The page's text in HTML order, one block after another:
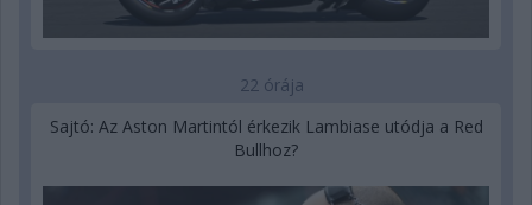
22 órája
Sajtó: Az Aston Martintól érkezik Lambiase utódja a Red
Bullhoz?